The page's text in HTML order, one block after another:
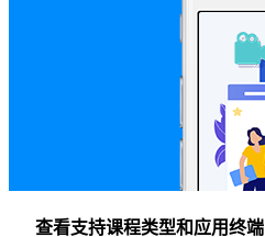
查看支持课程类型和应用终端